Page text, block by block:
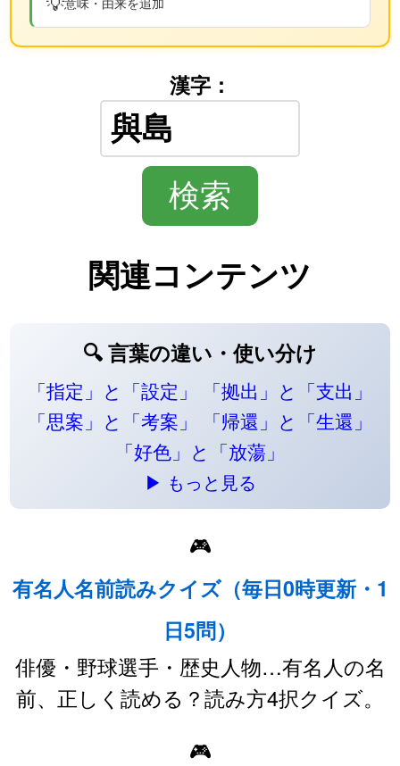
漢字：
関連コンテンツ
🔍 言葉の違い・使い分け
「指定」と「設定」
「拠出」と「支出」
「思案」と「考案」
「帰還」と「生還」
「好色」と「放蕩」
▶ もっと見る
🎮
有名人名前読みクイズ（毎日0時更新・1
日5問）
俳優・野球選手・歴史人物…有名人の名
前、正しく読める？読み方4択クイズ。
🎮